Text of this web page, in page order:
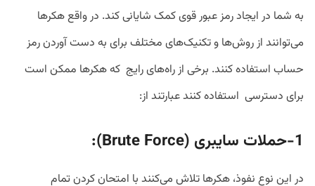
به شما در ایجاد رمز عبور قوی کمک شایانی کند. در واقع هکرها
می‌توانند از روش‌ها و تکنیک‌های مختلف برای به دست آوردن رمز
حساب استفاده کنند. برخی از راه‌های رایج که هکرها ممکن است
برای دسترسی استفاده کنند عبارتند از:
1-حملات سایبری ( Brute Force
):
در این نوع نفوذ، هکرها تلاش می‌کنند با امتحان کردن تمام